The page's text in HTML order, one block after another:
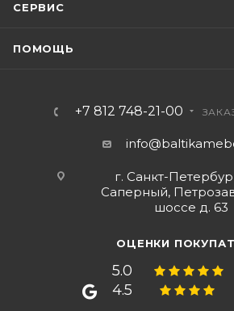
СЕРВИС
ПОМОЩЬ
+7 812 748-21-00
г. Санкт-
Саперный,
шоссе д. 63
ОЦЕНКИ
5.0
4.5